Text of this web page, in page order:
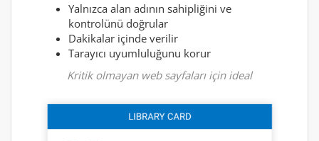
Yalnızca alan adının sahipliğini ve
kontrolünü doğrular
Dakikalar içinde verilir
Tarayıcı uyumluluğunu korur
Kritik olmayan web sayfaları için ideal